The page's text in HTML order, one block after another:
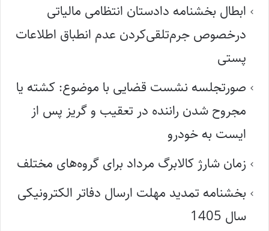
ابطال بخشنامه دادستان انتظامی مالیاتی
درخصوص جرم‌تلقی‌کردن عدم انطباق اطلاعات
پستی
صورتجلسه نشست قضایی با موضوع: کشته یا
مجروح شدن راننده در تعقیب و گریز پس از
ایست به خودرو
زمان شارژ کالابرگ مرداد برای گروه‌های مختلف
بخشنامه تمدید مهلت ارسال دفاتر الکترونیکی
سال 1405